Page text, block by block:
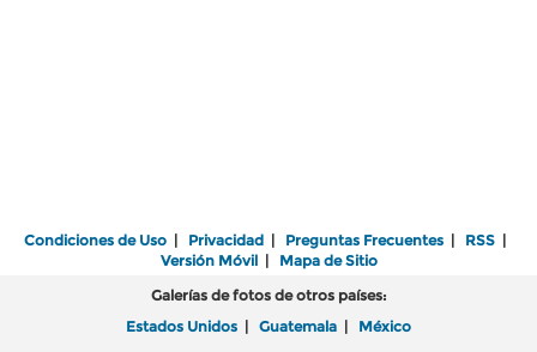
Condiciones de Uso | Privacidad | Preguntas Frecuentes | RSS |
Versión Móvil| Mapa de Sitio
Galerías de fotos de otros países:
Estados Unidos | Guatemala | México